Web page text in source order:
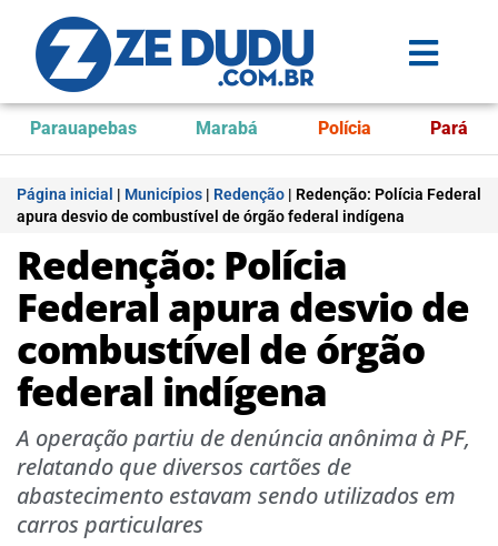
Parauapebas Marabá Polícia Pará
Página inicial | Municípios | Redenção | Redenção: Polícia Federal
apura desvio de combustível de órgão federal indígena
Redenção: Polícia
Federal apura desvio de
combustível de órgão
federal indígena
A operação partiu de denúncia anônima à PF,
relatando que diversos cartões de
abastecimento estavam sendo utilizados em
carros particulares